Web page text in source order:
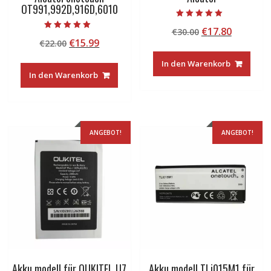
OT991,992D,916D,6010
5.00
von 5
€22.00 Ursprünglicher
war:
€22.00
€15.99Aktueller
ist:
€15.99.
In den Warenkorb
5.00
von 5
€30.00 Ursprünglicher
war:
€30.00
€17.80
ist:
€17.80.
In den Warenkorb
ANGEBOT! ANGEBOT!